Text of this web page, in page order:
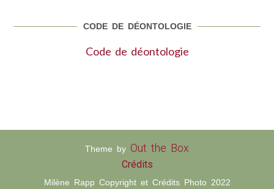
CODE DE DÉONTOLOGIE
Code de déontologie
Theme by Out the Box
Crédits
Milène Rapp Copyright et Crédits Photo 2022